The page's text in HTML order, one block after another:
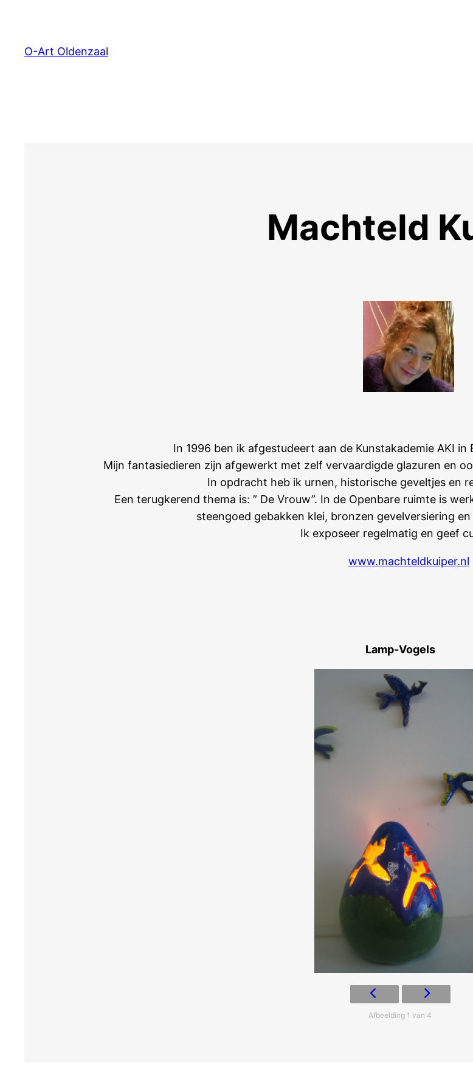
O-Art Oldenzaal
Machteld
In 1996 ben ik afgestudeert aan de Kunstakademie AKI
Mijn fantasiedieren zijn afgewerkt met zelf vervaardigde glazuren en
In opdracht heb ik urnen, historische geveltjes en
Een terugkerend thema is: ” De Vrouw”. In de Openbare ruimte is
steengoed gebakken klei, bronzen gevelversiering
Ik exposeer regelmatig en geef
www.machteldkuiper.nl
Lamp-Vogels
Afbeelding 1 van 4